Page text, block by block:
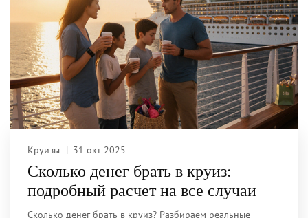
Круизы 31 окт 2025
Сколько денег брать в круиз:
подробный расчет на все случаи
Сколько денег брать в круиз? Разбираем реальные